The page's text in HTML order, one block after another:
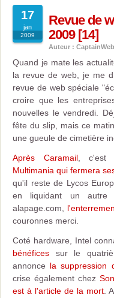
17
jan
2009
Revue de
2009 [14]
Auteur : CaptainWeb
Quand je mate les
la revue de web, je me
revue de web spéciale
croire que les
nouvelles le vendredi.
fête du slip, mais ce
une gueule de cimetière
Après Caramail, c'est
Multimania qui fermera
qu'il reste de Lycos
en liquidant un autre
alapage.com,
couronnes merci.
Coté hardware, Intel
bénéfices sur le
annonce la suppression
crise également chez
est à l'article de la mort .